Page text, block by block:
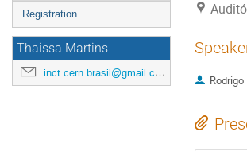
Registration
Thaissa Martins
inct.cern.brasil@gmail.com